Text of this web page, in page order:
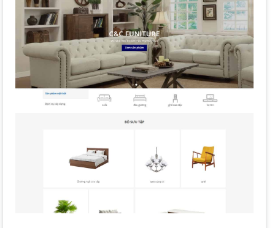
Nghiên cứu và phân tích:Phân tích thị trường, đối thủ và
các xu hướng thiết kế mới nhất để đưa ra giải pháp tối ưu.
Lập kế hoạch và phác thảo:Xây dựng cấu trúc website,
sơ đồ trang (sitemap), wireframe và mockup để hình dung
bố cục.
Thiết kế giao diện và trải nghiệm người dùng (UI/UX):
Tạo ra giao diện đồ họa đẹp mắt, trực quan và dễ sử dụng.
nguồn, tích hợp tính năng, cơ sở dữ liệu và tối ưu
Kiểm tra và hiệu chỉnh:
Kiểm tra toàn diện website trên
trang nhanh.